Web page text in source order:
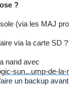
?
(via les MAJ
via la carte SD ?
nand avec
sun...ump-de-la-
un backup